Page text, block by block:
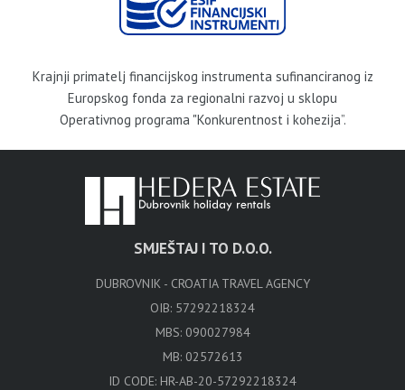
Krajnji primatelj financijskog instrumenta sufinanciranog iz
Europskog fonda za regionalni razvoj u sklopu
Operativnog programa "Konkurentnost i kohezija”.
SMJEŠTAJ I TO D.O.O.
DUBROVNIK - CROATIA TRAVEL AGENCY
OIB: 57292218324
MBS: 090027984
MB: 02572613
ID CODE: HR-AB-20-57292218324